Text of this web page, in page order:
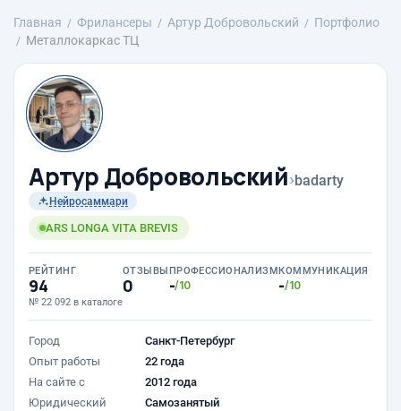
Главная Фрилансеры Артур Добровольский
Портфолио
Металлокаркас ТЦ
Артур Добровольский›badarty
Нейросаммари
ARS LONGA VITA BREVIS
РЕЙТИНГ
94
№ 22 092 в каталоге
ОТЗЫВЫ
0
ПРОФЕССИОНАЛИЗМ
-/10
КОММУНИКАЦИЯ
-/10
Город
Санкт-Петербург
Опыт работы
22 года
На сайте с
2012 года
Юридический
Самозанятый